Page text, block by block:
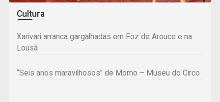
Cultura
Xarivari arranca gargalhadas em Foz de Arouce e na
Lousã
“Seis anos maravilhosos” de Momo – Museu do Circo